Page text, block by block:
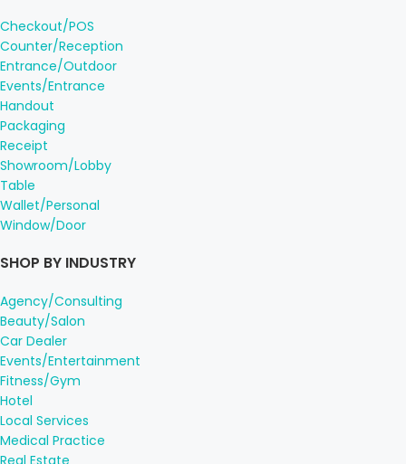
Checkout/POS
Counter/Reception
Entrance/Outdoor
Events/Entrance
Handout
Packaging
Receipt
Showroom/Lobby
Table
Wallet/Personal
Window/Door
SHOP BY INDUSTRY
Agency/Consulting
Beauty/Salon
Car Dealer
Events/Entertainment
Fitness/Gym
Hotel
Local Services
Medical Practice